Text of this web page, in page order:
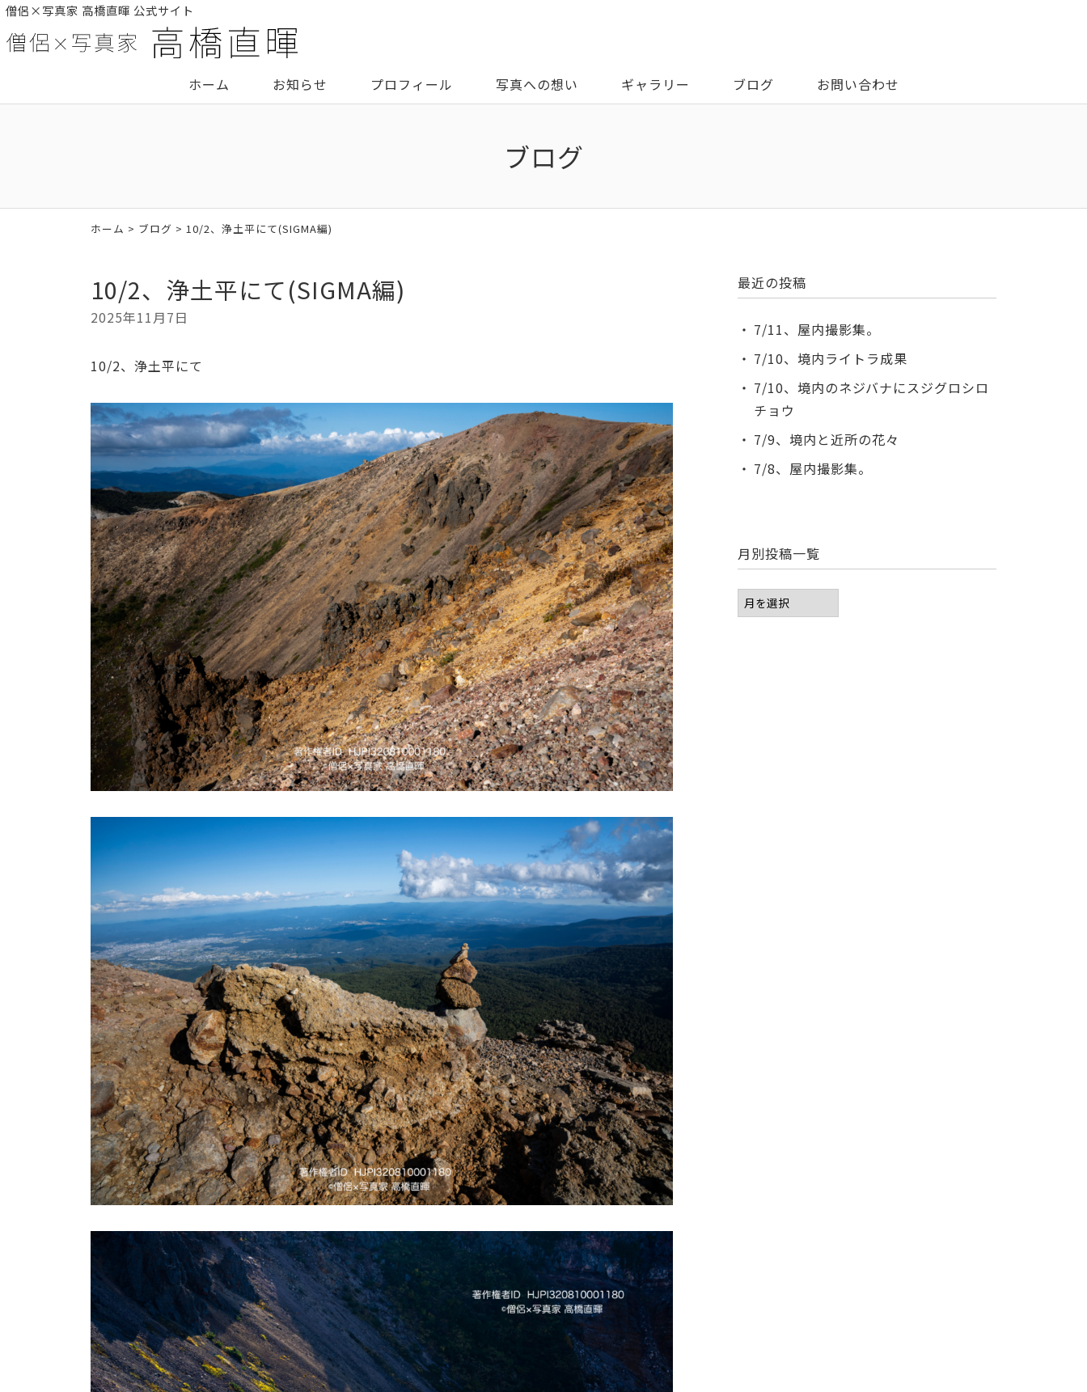
僧侶×写真家 高橋直暉 公式サイト
ホーム お知らせ プロフィール 写真への想い ギャラリー ブログ お問い合わせ
ブログ
ホーム > ブログ > 10/2、浄土平にて(SIGMA編)
10/2、浄土平にて(SIGMA編)
2025年11月7日
10/2、浄土平にて
最近の投稿
7/11、屋内撮影集。
7/10、境内ライトラ成果
7/10、境内のネジバナにスジグロシロ
チョウ
7/9、境内と近所の花々
7/8、屋内撮影集。
月別投稿一覧